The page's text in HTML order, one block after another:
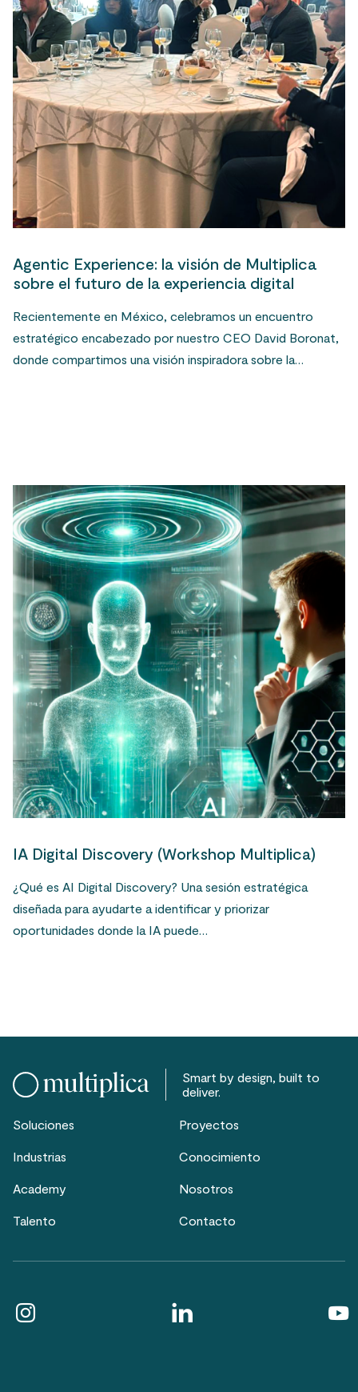
Agentic Experience: la visión de Multiplica
sobre el futuro de la experiencia digital
Recientemente en México, celebramos un encuentro
estratégico encabezado por nuestro CEO David Boronat,
donde compartimos una visión inspiradora sobre la…
IA Digital Discovery (Workshop Multiplica)
¿Qué es AI Digital Discovery? Una sesión estratégica
diseñada para ayudarte a identificar y priorizar
oportunidades donde la IA puede…
Smart by design, built to
deliver.
Soluciones Proyectos
Industrias Conocimiento
Academy Nosotros
Talento Contacto